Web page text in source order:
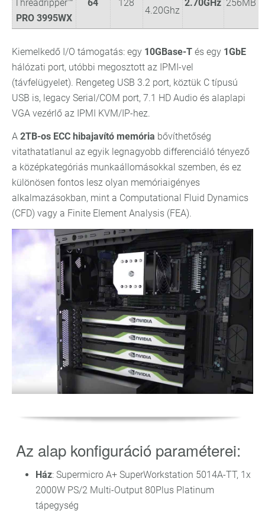
Threadripper™
PRO 3995WX
64 128
4.20Ghz
2.70GHz 256MB
Kiemelkedő I/O támogatás: egy 10GBase-T és egy 1GbE
hálózati port, utóbbi megosztott az IPMI-vel
(távfelügyelet). Rengeteg USB 3.2 port, köztük C típusú
USB is, legacy Serial/COM port, 7.1 HD Audio és alaplapi
VGA vezérlő az IPMI KVM/IP-hez.
A 2TB-os ECC hibajavító memória bővíthetőség
vitathatatlanul az egyik legnagyobb differenciáló tényező
a középkategóriás munkaállomásokkal szemben, és ez
különösen fontos lesz olyan memóriaigényes
alkalmazásokban, mint a Computational Fluid Dynamics
(CFD) vagy a Finite Element Analysis (FEA).
Az alap konfiguráció paraméterei:
Ház: Supermicro A+ SuperWorkstation 5014A-TT, 1x
2000W PS/2 Multi-Output 80Plus Platinum
tápegység